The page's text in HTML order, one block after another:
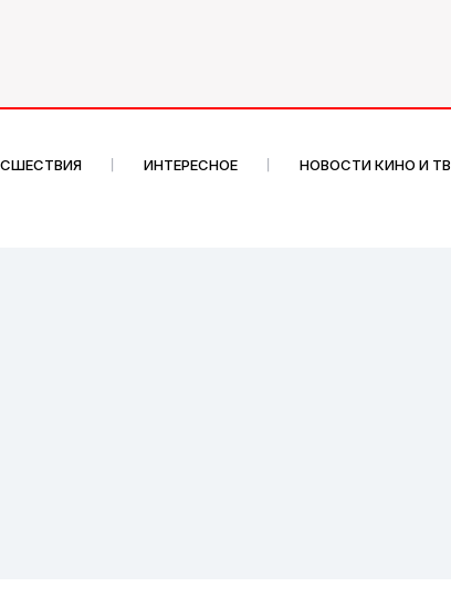
ИНТЕРЕСНОЕ НОВОСТИ КИНО И ТВ